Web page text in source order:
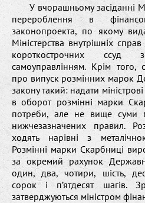
У вчорашньому засіданні
перероблення в
законопроекта, по якому
Міністерства внутрішніх
короткострочних ссуд
самоуправлінням. Крім того,
про випуск розмінних марок
закону такий: надати
в оборот розмінні марки
потреби, але не вище суми
нижчезазначених правил.
ходять нарівні з
Розмінні марки Скарбниці
за окремий рахунок
один, два, чотири, шість,
сорок і п’ятдесят шагів.
затверджуються міністром